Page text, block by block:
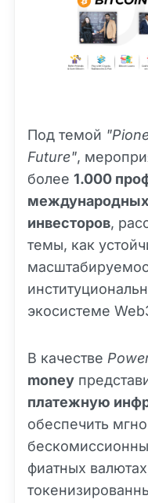
Под темой
Future",
более 1.000
инвесторов,
темы, как
экосистеме
В качестве
money
платежную
обеспечить
фиатных